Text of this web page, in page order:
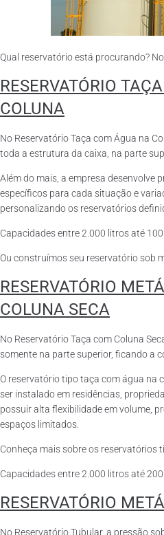
Qual reservatório está procurando?
RESERVATÓRIO
COLUNA
No Reservatório Taça com Água na
toda a estrutura da caixa, na parte
Além do mais, a empresa desenvolve
específicos para cada situação e
personalizando os reservatórios
Capacidades entre 2.000 litros até
Ou construímos seu reservatório sob
RESERVATÓRIO
COLUNA SECA
No Reservatório Taça com Coluna
somente na parte superior, ficando a
O reservatório tipo taça com água na
ser instalado em residências,
possuir alta flexibilidade em volume,
espaços limitados.
Conheça mais sobre os reservatórios
Capacidades entre 2.000 litros até
RESERVATÓRIO
No Reservatório Tubular, a pressão